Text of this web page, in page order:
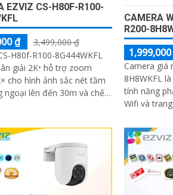
EZVIZ CS-H80F-R100-
₫
3,499,000 ₫
H80f-R100-8G444WKFL
giải 2K⁺ hỗ trợ zoom
cho hình ảnh sắc nét tầm
ngoại lên đến 30m và chế
còi báo động và đèn chớp,
nâng cao an ninh hiệu
nước, đảm bảo hoạt động
mọi điều kiện thời tiết
CAMERA
R200-
Camera giá
8H8WKFL
tính năng
Wifi và
dạng người
chống
giám sát
camera có
độ và có
512GB với